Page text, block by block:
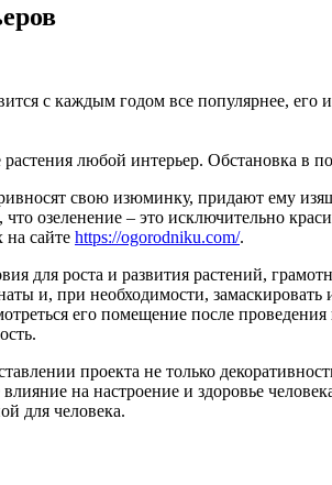
с каждым годом все популярнее,
любой интерьер. Обстановка в
свою изюминку, придают ему
озеленение – это исключительно
на сайте https://ogorodniku.com/.
для роста и развития растений,
и, при необходимости,
его помещение после
проекта не только
на настроение и здоровье
для человека.